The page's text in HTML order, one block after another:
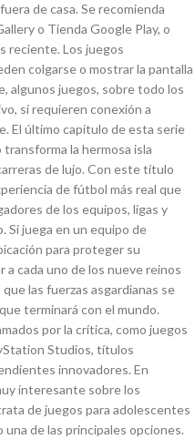
de casa. Se recomienda
o Tienda Google Play, o
reciente. Los juegos
colgarse o mostrar la pantalla
algunos juegos, sobre todo los
sí requieren conexión a
El último capítulo de esta serie
la hermosa isla
de lujo. Con este título
de fútbol más real que
de los equipos, ligas y
Si juega en un equipo de
para proteger su
cada uno de los nueve reinos
las fuerzas asgardianas se
terminará con el mundo.
por la crítica, como juegos
Studios, títulos
innovadores. En
interesante sobre los
de juegos para adolescentes
una de las principales opciones.